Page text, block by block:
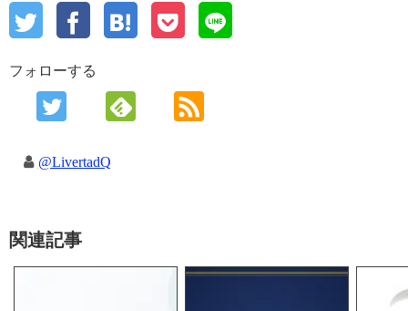
フォローする
@LivertadQ
関連記事